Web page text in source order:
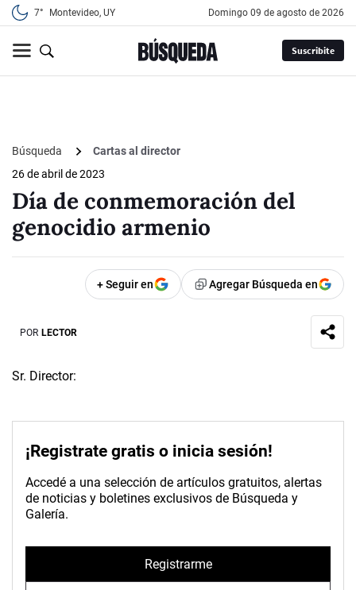
7° Montevideo, UY domingo 09 de agosto de 2026
Suscribite
Búsqueda
Cartas al director
26 de abril de 2023
Día de conmemoración del
genocidio armenio
+ Seguir en Agregar Búsqueda en
POR LECTOR
Sr. Director:
¡Registrate gratis o inicia sesión!
Accedé a una selección de artículos gratuitos, alertas
de noticias y boletines exclusivos de Búsqueda y
Galería.
Registrarme